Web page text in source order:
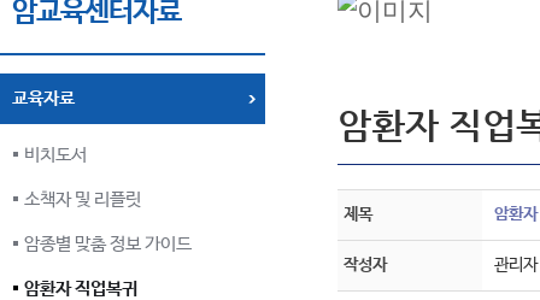
암교육센터자료
교육자료
비치도서
소책자 및 리플릿
암종별 맞춤 정보 가이드
암환자 직업복귀
암환자 직업
제목 암환
작성자 관리자